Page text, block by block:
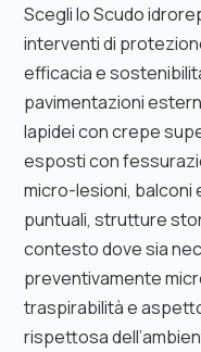
Scegli lo Scudo
interventi di
efficacia e
pavimentazioni
lapidei con crepe
esposti con
micro-lesioni, balconi
puntuali, strutture
contesto dove sia
preventivamente
traspirabilità e
rispettosa